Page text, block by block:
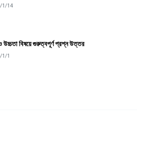
1/14
উচ্চতা বিষয়ে গুরুত্বপূর্ণ প্রশ্ন উত্তর
1/1